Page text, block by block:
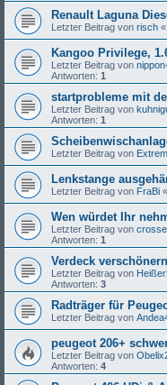
Renault Laguna
Letzter Beitrag von risch «
Kangoo Privilege,
Letzter Beitrag von
Antworten: 1
startprobleme mit
Letzter Beitrag von
Antworten: 1
Letzter Beitrag von
Lenkstange
Letzter Beitrag von FraBi «
Wen würdet Ihr
Letzter Beitrag von
Antworten: 1
Verdeck
Letzter Beitrag von
Antworten: 3
Radträger für
Letzter Beitrag von
peugeot 206+
Letzter Beitrag von
Antworten: 4